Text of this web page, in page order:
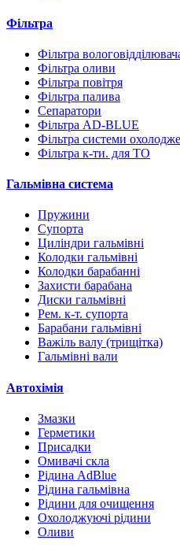
Фільтра
Фільтра
Фільтра оливи
Фільтра повітря
Фільтра палива
Сепаратори
Фільтра AD-BLUE
Фільтра системи
Фільтра к-ти. для ТО
Гальмівна система
Пружини
Супорта
Циліндри гальмівні
Колодки гальмівні
Колодки барабанні
Захисти барабана
Диски гальмівні
Рем. к-т. супорта
Барабани гальмівні
Важіль валу (трищітка)
Гальмівні вали
Автохімія
Змазки
Герметики
Присадки
Омивачі скла
Рідина AdBlue
Рідина гальмівна
Рідини для очищення
Охолоджуючі рідини
Оливи